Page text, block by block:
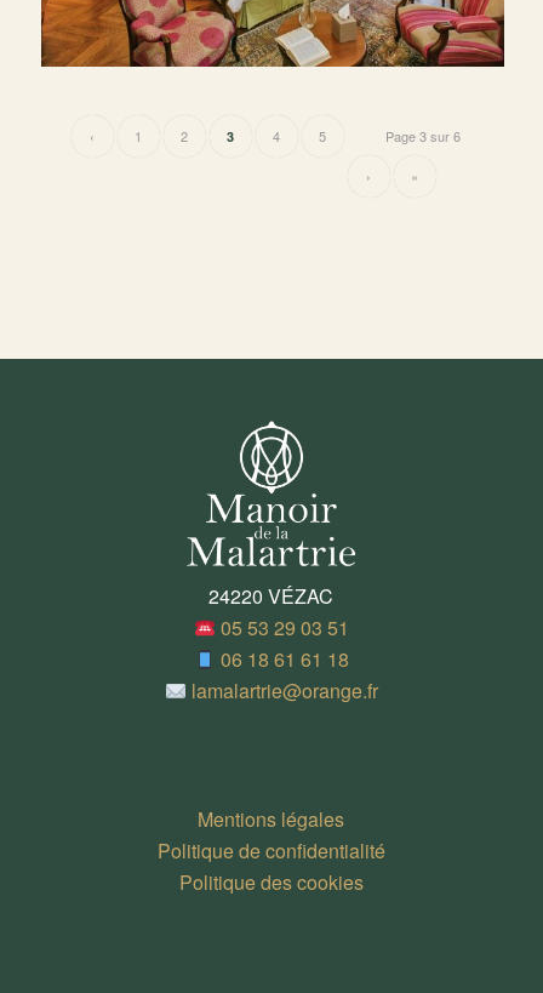
Page 3 sur 6
‹ 1 2 3 4 5
› »
24220 VÉZAC
05 53 29 03 51
06 18 61 61 18
lamalartrie@orange.fr
Mentions légales
Politique de confidentialité
Politique des cookies